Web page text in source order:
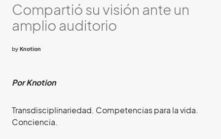
Compartió su visión ante un
amplio auditorio
by Knotion
Por Knotion
Transdisciplinariedad. Competencias para la vida.
Conciencia.